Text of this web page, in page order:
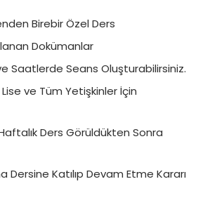
Birebir Özel Ders
Dokümanlar
Saatlerde Seans Oluşturabilirsiniz.
Lise ve Tüm Yetişkinler İçin
Ders Görüldükten Sonra
Dersine Katılıp Devam Etme Kararı